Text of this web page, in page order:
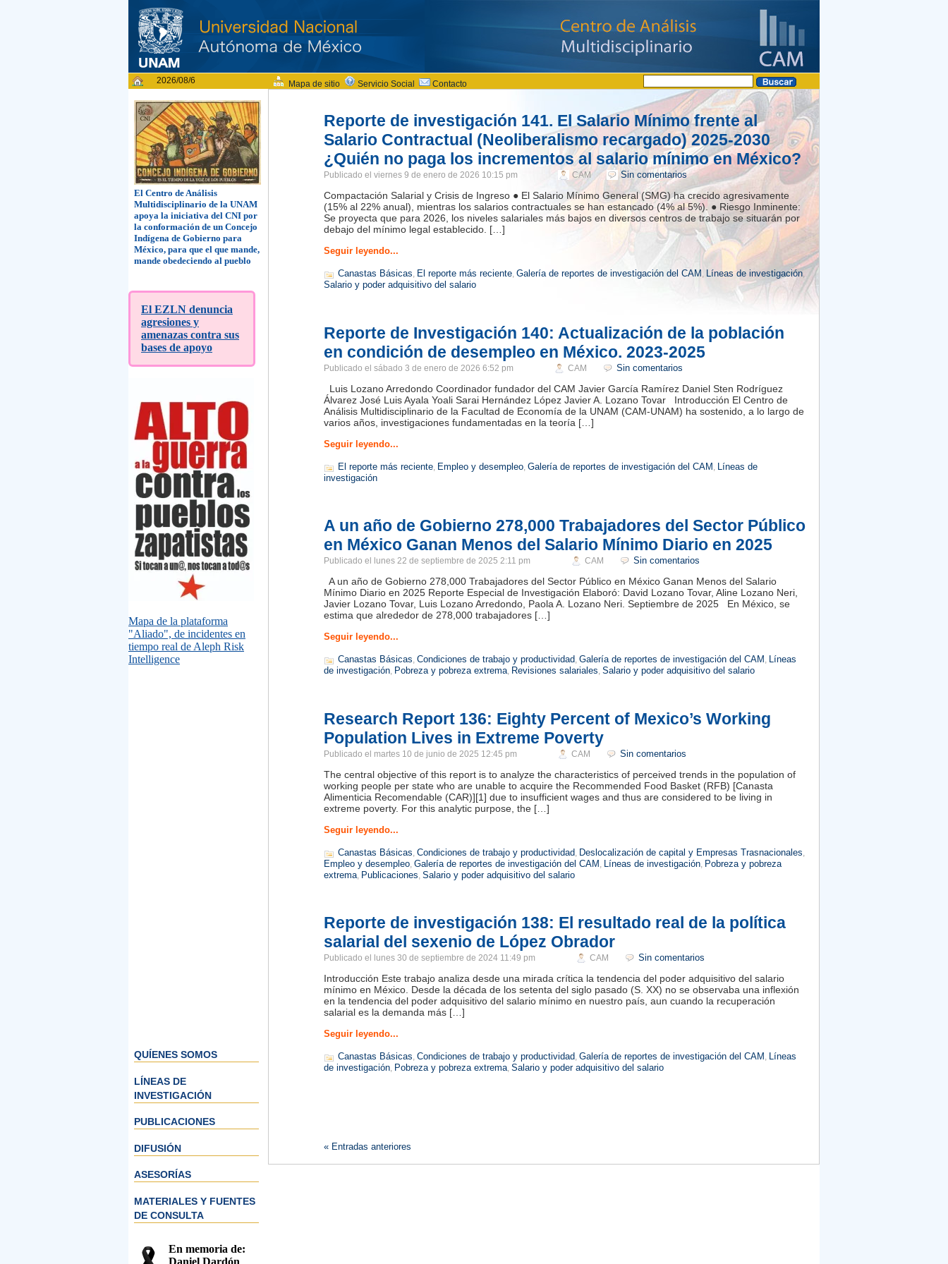
2026/08/6 Mapa de sitio Servicio Social Contacto
El Centro de Análisis
Multidisciplinario de la UNAM
apoya la iniciativa del CNI por
la conformación de un Concejo
Indígena de Gobierno para
México, para que el que mande,
mande obedeciendo al pueblo
El EZLN denuncia
agresiones y
amenazas contra sus
bases de apoyo
Mapa de la plataforma
"Aliado", de incidentes en
tiempo real de Aleph Risk
Intelligence
QUÍENES SOMOS
LÍNEAS DE
INVESTIGACIÓN
PUBLICACIONES
DIFUSIÓN
ASESORÍAS
MATERIALES Y FUENTES
DE CONSULTA
En memoria de:
Daniel Dardón
Reporte de investigación 141. El Salario Mínimo frente al
Salario Contractual (Neoliberalismo recargado) 2025-2030
¿Quién no paga los incrementos al salario mínimo en México?
Publicado el viernes 9 de enero de 2026 10:15 pm CAM Sin comentarios
Compactación Salarial y Crisis de Ingreso ● El Salario Mínimo General (SMG) ha crecido agresivamente
(15% al 22% anual), mientras los salarios contractuales se han estancado (4% al 5%). ● Riesgo Inminente:
Se proyecta que para 2026, los niveles salariales más bajos en diversos centros de trabajo se situarán por
debajo del mínimo legal establecido. […]
Seguir leyendo...
Canastas Básicas, El reporte más reciente, Galería de reportes de investigación del CAM , Líneas de investigación,
Salario y poder adquisitivo del salario
Reporte de Investigación 140: Actualización de la población
en condición de desempleo en México. 2023-2025
Publicado el sábado 3 de enero de 2026 6:52 pm CAM Sin comentarios
Luis Lozano Arredondo Coordinador fundador del CAM Javier García Ramírez Daniel Sten Rodríguez
Álvarez José Luis Ayala Yoali Sarai Hernández López Javier A. Lozano Tovar Introducción El Centro de
Análisis Multidisciplinario de la Facultad de Economía de la UNAM (CAM-UNAM) ha sostenido, a lo largo de
varios años, investigaciones fundamentadas en la teoría […]
Seguir leyendo...
El reporte más reciente Empleo y desempleo Galería de reportes de investigación del CAM Líneas de
investigación
A un año de Gobierno 278,000 Trabajadores del Sector Público
en México Ganan Menos del Salario Mínimo Diario en 2025
Publicado el lunes 22 de septiembre de 2025 2:11 pm CAM Sin comentarios
A un año de Gobierno 278,000 Trabajadores del Sector Público en México Ganan Menos del Salario
Mínimo Diario en 2025 Reporte Especial de Investigación Elaboró: David Lozano Tovar, Aline Lozano Neri,
Javier Lozano Tovar, Luis Lozano Arredondo, Paola A. Lozano Neri. Septiembre de 2025 En México, se
estima que alrededor de 278,000 trabajadores […]
Seguir leyendo...
Canastas Básicas, Condiciones de trabajo y productividad, Galería de reportes de investigación del CAM , Líneas
de investigación, Pobreza y pobreza extrema, Revisiones salariales, Salario y poder adquisitivo del salario
Research Report 136: Eighty Percent of Mexico’s Working
Population Lives in Extreme Poverty
Publicado el martes 10 de junio de 2025 12:45 pm CAM Sin comentarios
The central objective of this report is to analyze the characteristics of perceived trends in the population of
working people per state who are unable to acquire the Recommended Food Basket (RFB) [Canasta
Alimenticia Recomendable (CAR)][1] due to insufficient wages and thus are considered to be living in
extreme poverty. For this analytic purpose, the […]
Seguir leyendo...
Canastas Básicas Condiciones de trabajo y productividad Deslocalización de capital y Empresas Trasnacionales
Empleo y desempleo Galería de reportes de investigación del CAM Líneas de investigación Pobreza y pobreza
extrema Publicaciones Salario y poder adquisitivo del salario
Reporte de investigación 138: El resultado real de la política
salarial del sexenio de López Obrador
Publicado el lunes 30 de septiembre de 2024 11:49 pm CAM Sin comentarios
Introducción Este trabajo analiza desde una mirada crítica la tendencia del poder adquisitivo del salario
mínimo en México. Desde la década de los setenta del siglo pasado (S. XX) no se observaba una inflexión
en la tendencia del poder adquisitivo del salario mínimo en nuestro país, aun cuando la recuperación
salarial es la demanda más […]
Seguir leyendo...
Canastas Básicas, Condiciones de trabajo y productividad, Galería de reportes de investigación del CAM , Líneas
de investigación, Pobreza y pobreza extrema, Salario y poder adquisitivo del salario
« Entradas anteriores